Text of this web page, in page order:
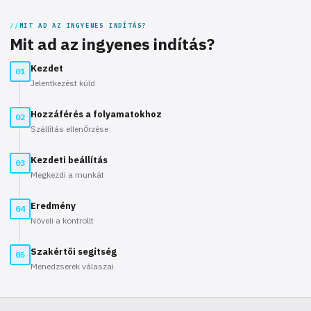
MIT AD AZ INGYENES INDÍTÁS?
Mit ad az ingyenes indítás?
01 Kezdet
Jelentkezést küld
02 Hozzáférés a folyamatokhoz
Szállítás ellenőrzése
03 Kezdeti beállítás
Megkezdi a munkát
04 Eredmény
Növeli a kontrollt
05 Szakértői segítség
Menedzserek válaszai